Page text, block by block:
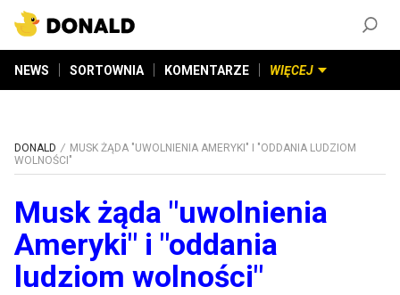
NEWS SORTOWNIA KOMENTARZE WIĘCEJ
DONALD
MUSK ŻĄDA "UWOLNIENIA AMERYKI" I "ODDANIA LUDZIOM
WOLNOŚCI"
Musk żąda "uwolnienia
Ameryki" i "oddania
ludziom wolności"